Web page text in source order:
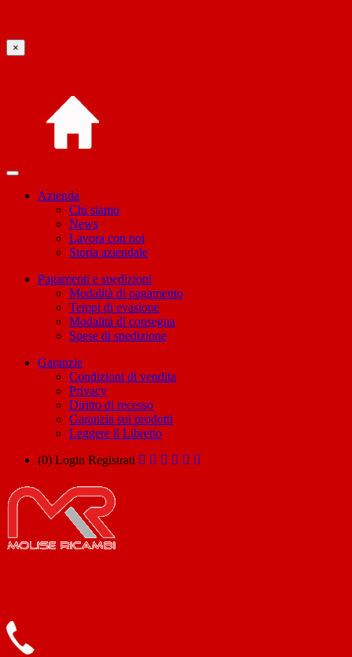
×
Azienda
Chi siamo
News
Lavora con noi
Storia aziendale
Pagamenti e spedizioni
Modalità di pagamento
Tempi di evasione
Modalità di consegna
Spese di spedizione
Garanzie
Condizioni di vendita
Privacy
Diritto di recesso
Garanzia sui prodotti
Leggere il Libretto
(0) Login Registrati